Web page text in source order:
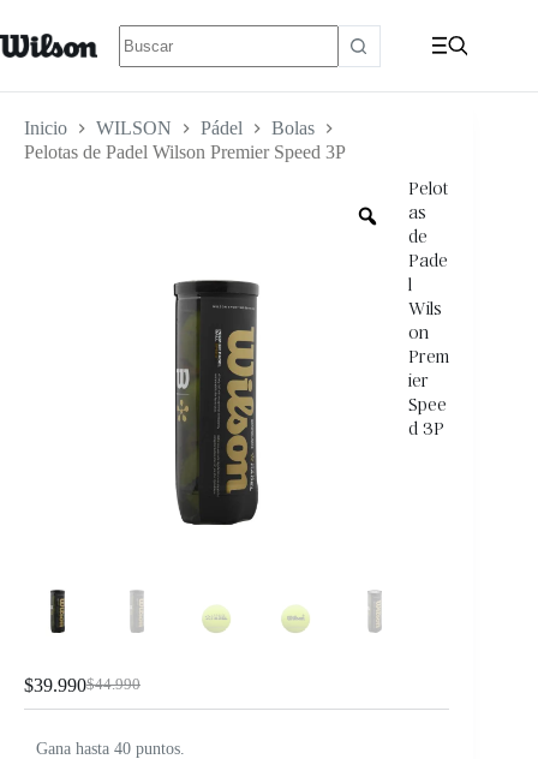
Inicio WILSON Pádel
Bolas
Pelotas de Padel Wilson Premier Speed 3P
Pelot
as
de
Pade
l
Wils
on
Prem
ier
Spee
d 3P
$44.990
$39.990
Gana hasta 40 puntos.